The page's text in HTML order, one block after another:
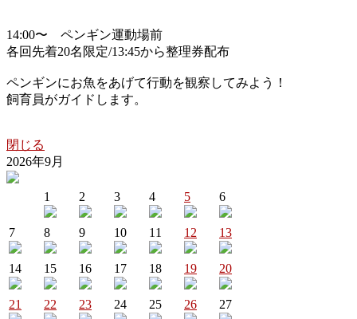
14:00〜 ペンギン運動場前
各回先着20名限定/13:45から整理券配布
ペンギンにお魚をあげて行動を観察してみよう！
飼育員がガイドします。
閉じる
2026年9月
1 2 3 4 5 6
7 8 9 10 11 12 13
14 15 16 17 18 19 20
21 22 23 24 25 26 27